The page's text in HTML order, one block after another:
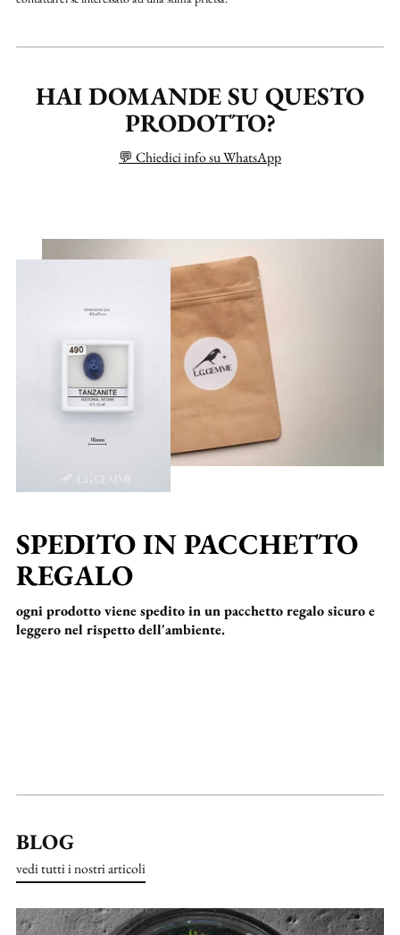
HAI DOMANDE SU QUESTO
PRODOTTO?
💬 Chiedici info su WhatsApp
SPEDITO IN PACCHETTO
REGALO
ogni prodotto viene spedito in un pacchetto regalo sicuro e
leggero nel rispetto dell'ambiente.
BLOG
vedi tutti i nostri articoli